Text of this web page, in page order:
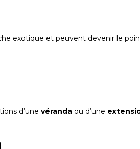
exotique et peuvent devenir le
d’une véranda ou d’une